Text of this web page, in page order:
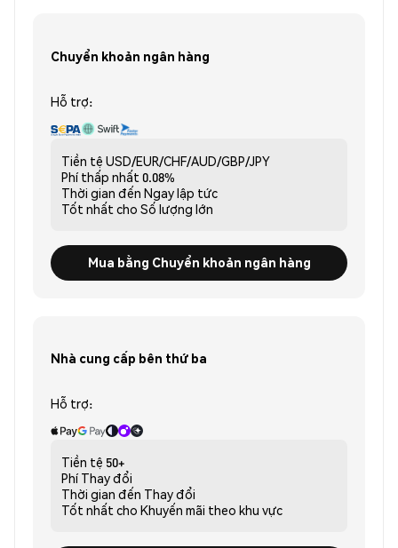
Chuyển khoản ngân hàng
Hỗ trợ:
Tiền tệ USD/EUR/CHF/AUD/GBP/JPY
Phí thấp nhất 0.08%
Thời gian đến Ngay lập tức
Tốt nhất cho Số lượng lớn
Mua bằng Chuyển khoản ngân hàng
Nhà cung cấp bên thứ ba
Hỗ trợ:
Tiền tệ 50+
Phí Thay đổi
Thời gian đến Thay đổi
Tốt nhất cho Khuyến mãi theo khu vực